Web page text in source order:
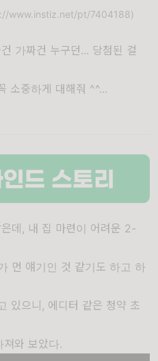
www.instiz.net/pt/7404188)
가짜건 누구던... 당첨된 걸
소중하게 대해줘 ^^...
데, 내 집 마련이 어려운 2-
먼 얘기인 것 같기도 하고 하
있으니, 에디터 같은 청약 초
와 보았다.